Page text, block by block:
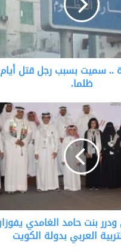
.. سميت بسبب رجل قتل أيام
ظلما.
بنت حامد الغامدي
العربي بدولة الكويت